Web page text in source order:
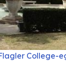
College-